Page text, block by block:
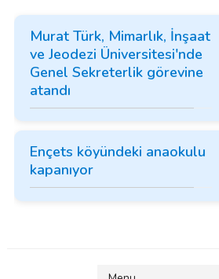
Murat Türk, Mimarlık, İnşaat
ve Jeodezi Üniversitesi'nde
Genel Sekreterlik görevine
atandı
Ençets köyündeki anaokulu
kapanıyor